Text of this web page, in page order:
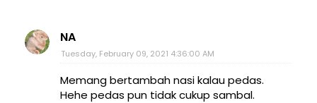
NA
Tuesday, February 09, 2021 4:36:00 AM
Memang bertambah nasi kalau pedas.
Hehe pedas pun tidak cukup sambal.